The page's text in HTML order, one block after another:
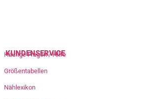
KUNDENSERVICE
Häufige Fragen / Hilfe
Größentabellen
Nählexikon